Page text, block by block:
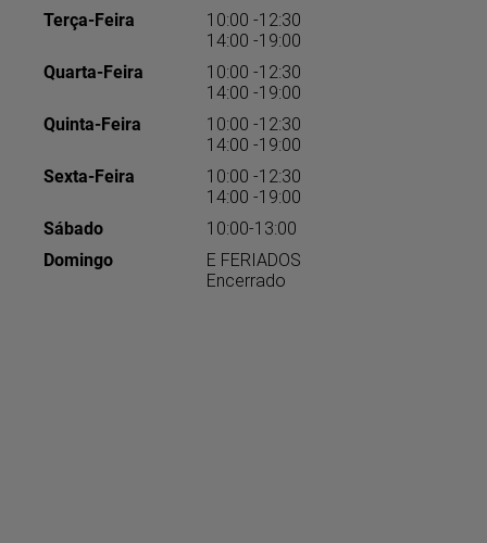
Terça-Feira
10:00 -12:30
14:00 -19:00
Quarta-Feira
10:00 -12:30
14:00 -19:00
Quinta-Feira
10:00 -12:30
14:00 -19:00
Sexta-Feira
10:00 -12:30
14:00 -19:00
Sábado
10:00-13:00
Domingo
E FERIADOS
Encerrado